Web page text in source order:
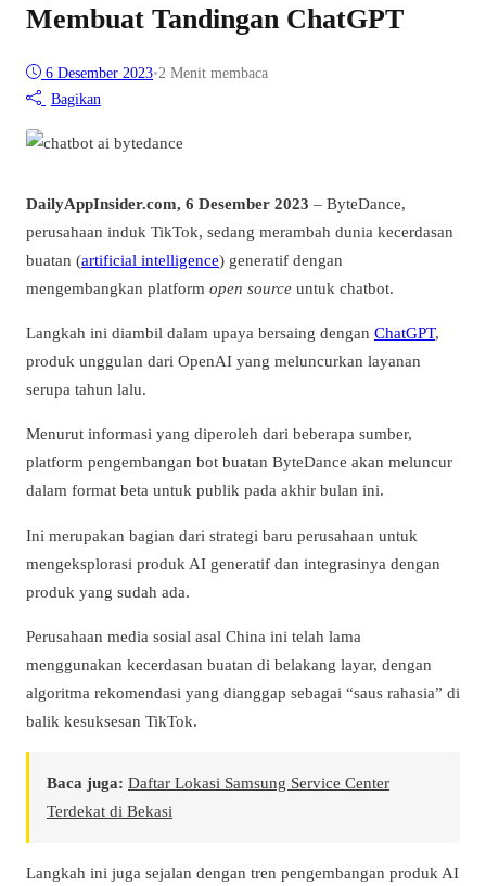
Membuat Tandingan ChatGPT
6 Desember 2023•2 Menit membaca
Bagikan
DailyAppInsider.com, 6 Desember 2023 – ByteDance,
perusahaan induk TikTok, sedang merambah dunia kecerdasan
buatan (artificial intelligence) generatif dengan
mengembangkan platform open source untuk chatbot.
Langkah ini diambil dalam upaya bersaing dengan ChatGPT,
produk unggulan dari OpenAI yang meluncurkan layanan
serupa tahun lalu.
Menurut informasi yang diperoleh dari beberapa sumber,
platform pengembangan bot buatan ByteDance akan meluncur
dalam format beta untuk publik pada akhir bulan ini.
Ini merupakan bagian dari strategi baru perusahaan untuk
mengeksplorasi produk AI generatif dan integrasinya dengan
produk yang sudah ada.
Perusahaan media sosial asal China ini telah lama
menggunakan kecerdasan buatan di belakang layar, dengan
algoritma rekomendasi yang dianggap sebagai “saus rahasia” di
balik kesuksesan TikTok.
Baca juga: Daftar Lokasi Samsung Service Center
Terdekat di Bekasi
Langkah ini juga sejalan dengan tren pengembangan produk AI